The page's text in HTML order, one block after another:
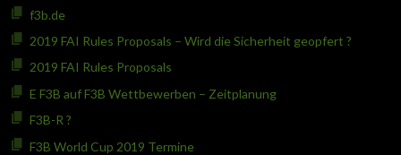
f3b.de
2019 FAI Rules Proposals – Wird die Sicherheit geopfert ?
2019 FAI Rules Proposals
E F3B auf F3B Wettbewerben – Zeitplanung
F3B-R ?
F3B World Cup 2019 Termine